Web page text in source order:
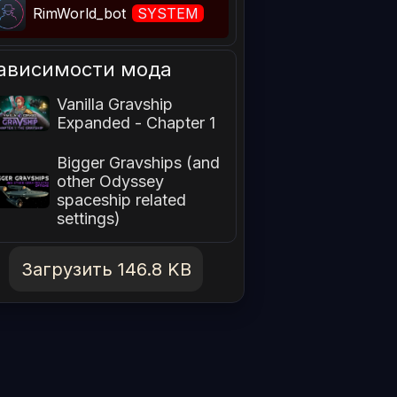
RimWorld_bot SYSTEM
мода
Vanilla Gravship
Expanded - Chapter 1
Bigger Gravships (and
other Odyssey
spaceship related
settings)
Загрузить 146.8 KB